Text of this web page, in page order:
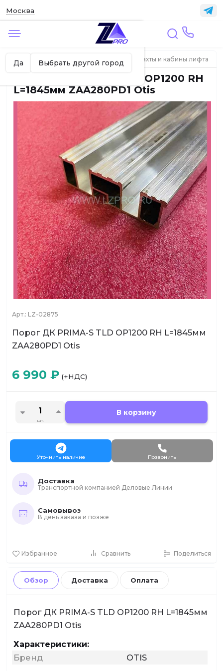
Москва
Москва ваш город?
Да Выбрать другой город
Главная ЛИФТЫ Элементы дверей шахты и кабины лифта
Порог ДК PRIMA-S TLD OP1200 RH
L=1845мм ZAA280PD1 Otis
Арт.: LZ-02875
Порог ДК PRIMA-S TLD OP1200 RH L=1845мм
ZAA280PD1 Otis
Избранное Сравнить Поделиться
6 990 ₽ (+НДС)
шт.
В корзину
Уточнить наличие Позвонить
Доставка
Транспортной компанией Деловые Линии
Самовывоз
В день заказа и позже
Обзор Доставка Оплата
Порог ДК PRIMA-S TLD OP1200 RH L=1845мм
ZAA280PD1 Otis
Характеристики:
Бренд OTIS